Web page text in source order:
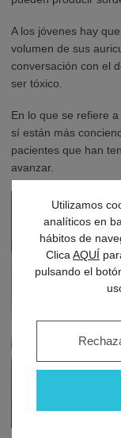
A los jóvenes hay
volumen de sus
conversación con el
ser tóxico.
En lo que se refiere
sí están más
pacientes que han
avanzar.
Utilizamos
analíticos en
hábitos de
Clica AQUÍ
pulsando el